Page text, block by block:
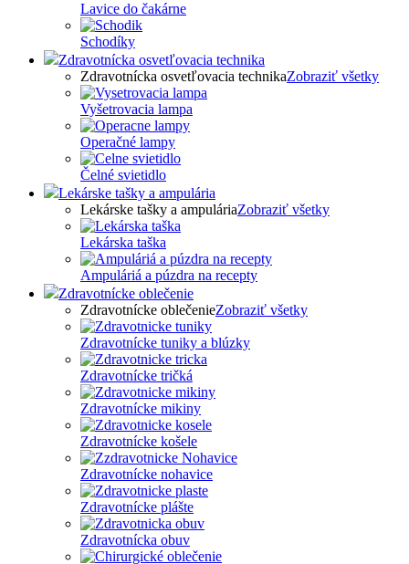
Lavice do čakárne
Schodíky
Zdravotnícka osvetľovacia technika
Zdravotnícka osvetľovacia technikaZobraziť všetky
Vyšetrovacia lampa
Operačné lampy
Čelné svietidlo
Lekárske tašky a ampulária
Lekárske tašky a ampuláriaZobraziť všetky
Lekárska taška
Ampuláriá a púzdra na recepty
Zdravotnícke oblečenie
Zdravotnícke oblečenieZobraziť všetky
Zdravotnícke tuniky a blúzky
Zdravotnícke tričká
Zdravotnícke mikiny
Zdravotnícke košele
Zdravotnícke nohavice
Zdravotnícke plášte
Zdravotnícka obuv